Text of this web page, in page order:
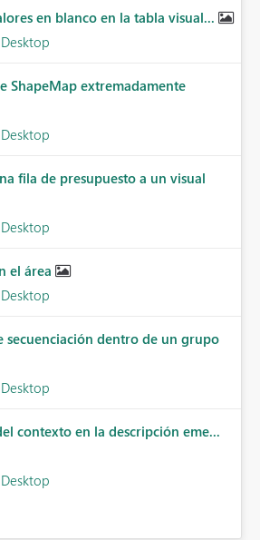
en blanco en la tabla visual...
ShapeMap extremadamente
fila de presupuesto a un visual
el área
secuenciación dentro de un grupo
contexto en la descripción eme...